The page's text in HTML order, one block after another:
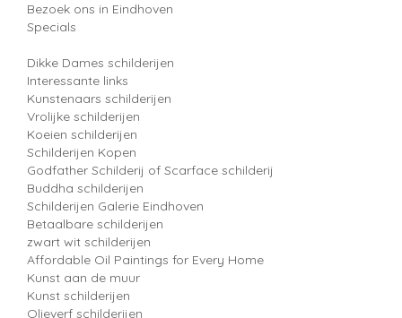
Bezoek ons in Eindhoven
Specials
Dikke Dames schilderijen
Interessante links
Kunstenaars schilderijen
Vrolijke schilderijen
Koeien schilderijen
Schilderijen Kopen
Godfather Schilderij of Scarface schilderij
Buddha schilderijen
Schilderijen Galerie Eindhoven
Betaalbare schilderijen
zwart wit schilderijen
Affordable Oil Paintings for Every Home
Kunst aan de muur
Kunst schilderijen
Olieverf schilderijen